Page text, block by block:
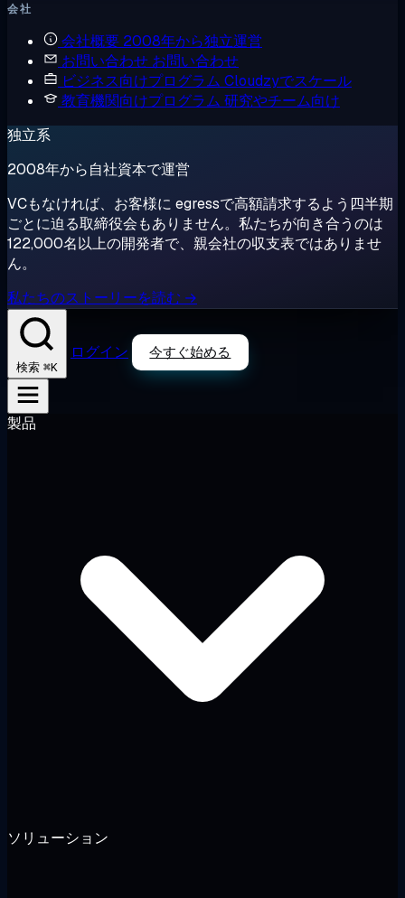
会社
会社概要 2008年から独立運営
お問い合わせ お問い合わせ
ビジネス向けプログラム Cloudzyでスケール
教育機関向けプログラム 研究やチーム向け
独立系
2008年から自社資本で運営
VCもなければ、お客様に egressで高額請求するよう四半期
ごとに迫る取締役会もありません。私たちが向き合うのは
122,000名以上の開発者で、親会社の収支表ではありませ
ん。
私たちのストーリーを読む →
検索 ⌘K
ログイン 今すぐ始める
製品
ソリューション